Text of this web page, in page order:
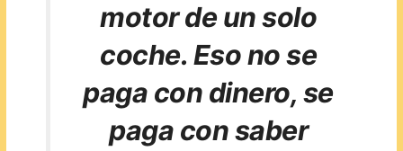
motor de un solo
coche. Eso no se
paga con dinero, se
paga con saber